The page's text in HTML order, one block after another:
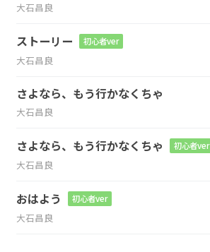
大石昌良
ストーリー 初心者ver
大石昌良
さよなら、もう行かなくちゃ
大石昌良
さよなら、もう行かなくちゃ 初心者ver
大石昌良
おはよう 初心者ver
大石昌良